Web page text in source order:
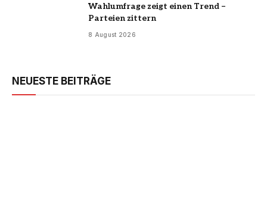
Wahlumfrage zeigt einen Trend –
Parteien zittern
8 August 2026
NEUESTE BEITRÄGE